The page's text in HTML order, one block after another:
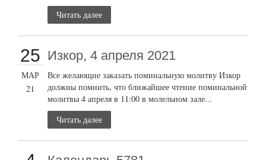
Читать далее
25
МАР
21
Изкор, 4 апреля 2021
Все желающие заказать поминальную молитву Изкор
должны помнить, что ближайшее чтение поминальной
молитвы 4 апреля в 11:00 в молельном зале...
Читать далее